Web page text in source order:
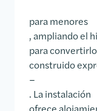
para menores
, ampliando el
para
construido
–
. La instalación
ofrece